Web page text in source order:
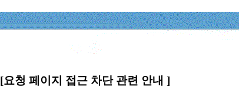
[요청 페이지 접근 차단 관련 안내 ]